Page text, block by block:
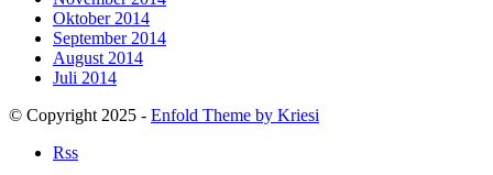
Oktober 2014
September 2014
August 2014
Juli 2014
© Copyright 2025 - Enfold Theme by Kriesi
Rss